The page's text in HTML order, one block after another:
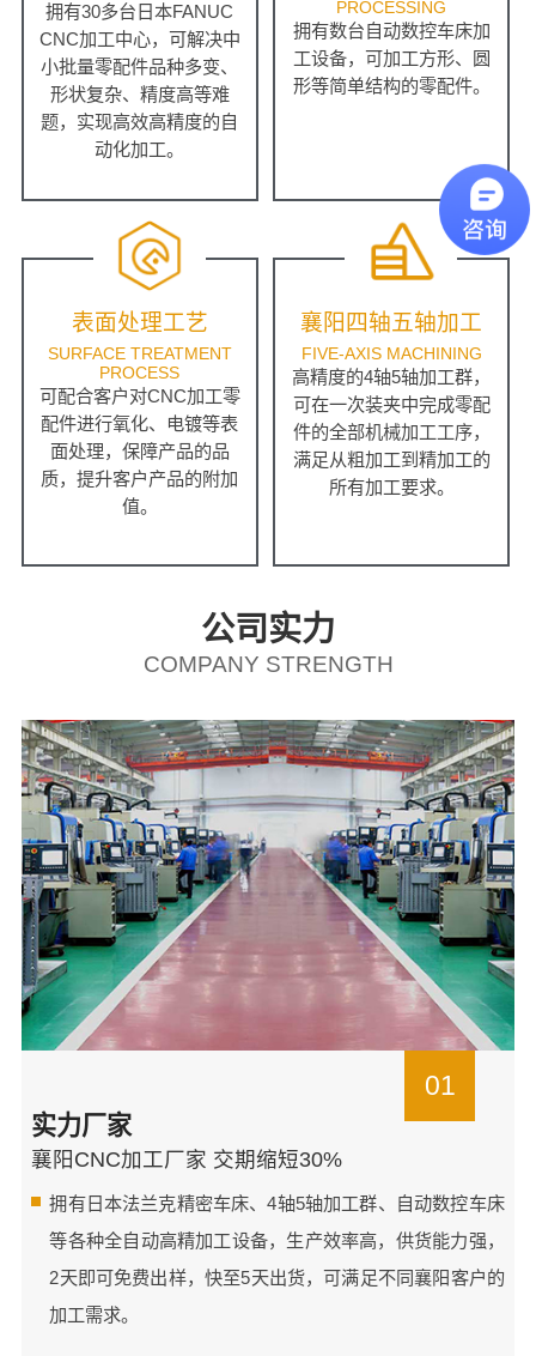
拥有30多台日本FANUC
CNC加工中心，可解决中
小批量零配件品种多变、
形状复杂、精度高等难
题，实现高效高精度的自
动化加工。
PROCESSING
拥有数台自动数控车床加
工设备，可加工方形、圆
形等简单结构的零配件。
表面处理工艺
SURFACE TREATMENT
PROCESS
可配合客户对CNC加工零
配件进行氧化、电镀等表
面处理，保障产品的品
质，提升客户产品的附加
值。
襄阳四轴五轴加工
FIVE-AXIS MACHINING
高精度的4轴5轴加工群，
可在一次装夹中完成零配
件的全部机械加工工序，
满足从粗加工到精加工的
所有加工要求。
公司实力
COMPANY STRENGTH
01
实力厂家
襄阳CNC加工厂家 交期缩短30%
拥有日本法兰克精密车床、4轴5轴加工群、自动数控车床
等各种全自动高精加工设备，生产效率高，供货能力强，
2天即可免费出样，快至5天出货，可满足不同襄阳客户的
加工需求。